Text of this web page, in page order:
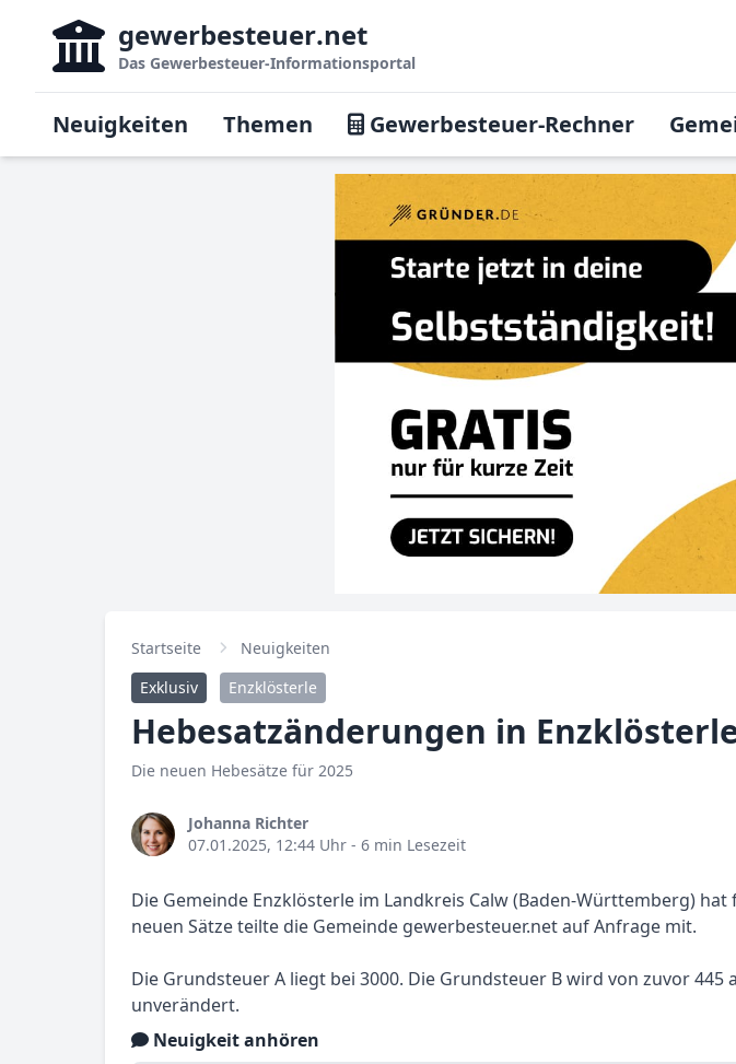
gewerbesteuer.net
Das Gewerbesteuer-Informationsportal
Neuigkeiten Themen Gewerbesteuer-Rechner
Startseite
Neuigkeiten
Exklusiv
Enzklösterle
Hebesatzänderungen in
Die neuen Hebesätze für 2025
Johanna Richter
07.01.2025, 12:44 Uhr - 6 min Lesezeit
Die Gemeinde Enzklösterle im Landkreis Calw (Baden-Württemberg)
neuen Sätze teilte die Gemeinde gewerbesteuer.net auf Anfrage mit.
Die Grundsteuer A liegt bei 3000. Die Grundsteuer B wird von zuvor
unverändert.
Neuigkeit anhören